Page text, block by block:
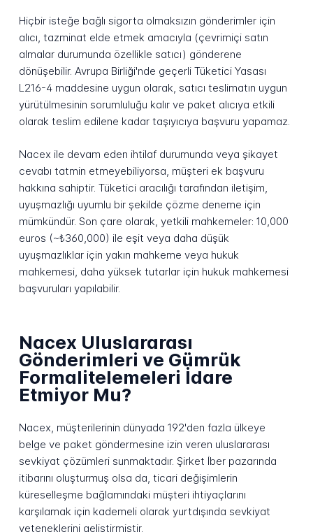
Hiçbir isteğe bağlı sigorta olmaksızın gönderimler için
alıcı, tazminat elde etmek amacıyla (çevrimiçi satın
almalar durumunda özellikle satıcı) gönderene
dönüşebilir. Avrupa Birliği'nde geçerli Tüketici Yasası
L216-4 maddesine uygun olarak, satıcı teslimatın uygun
yürütülmesinin sorumluluğu kalır ve paket alıcıya etkili
olarak teslim edilene kadar taşıyıcıya başvuru yapamaz.
Nacex ile devam eden ihtilaf durumunda veya şikayet
cevabı tatmin etmeyebiliyorsa, müşteri ek başvuru
hakkına sahiptir. Tüketici aracılığı tarafından iletişim,
uyuşmazlığı uyumlu bir şekilde çözme deneme için
mümkündür. Son çare olarak, yetkili mahkemeler: 10,000
euros (~₺360,000) ile eşit veya daha düşük
uyuşmazlıklar için yakın mahkeme veya hukuk
mahkemesi, daha yüksek tutarlar için hukuk mahkemesi
başvuruları yapılabilir.
Nacex Uluslararası
Gönderimleri ve Gümrük
Formalitelemeleri İdare
Etmiyor Mu?
Nacex, müşterilerinin dünyada 192'den fazla ülkeye
belge ve paket göndermesine izin veren uluslararası
sevkiyat çözümleri sunmaktadır. Şirket İber pazarında
itibarını oluşturmuş olsa da, ticari değişimlerin
küreselleşme bağlamındaki müşteri ihtiyaçlarını
karşılamak için kademeli olarak yurtdışında sevkiyat
yeteneklerini geliştirmiştir.